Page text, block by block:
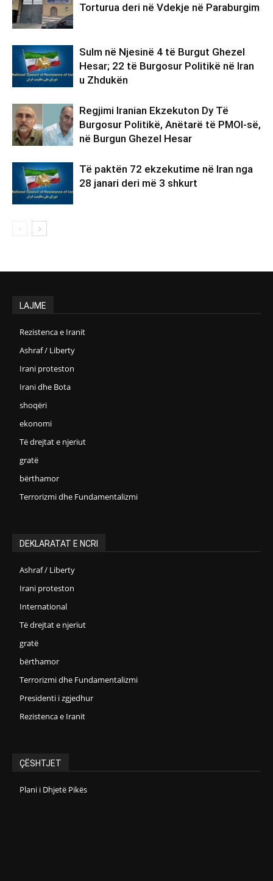
Torturua deri në Vdekje në Paraburgim
Sulm në Njesinë 4 të Burgut Ghezel
Hesar; 22 të Burgosur Politikë në Iran
u Zhdukën
Regjimi Iranian Ekzekuton Dy Të
Burgosur Politikë, Anëtarë të PMOI-së,
në Burgun Ghezel Hesar
Të paktën 72 ekzekutime në Iran nga
28 janari deri më 3 shkurt
LAJME
Rezistenca e Iranit
Ashraf / Liberty
Irani proteston
Irani dhe Bota
shoqëri
ekonomi
Të drejtat e njeriut
gratë
bërthamor
Terrorizmi dhe Fundamentalizmi
DEKLARATAT E NCRI
Ashraf / Liberty
Irani proteston
International
Të drejtat e njeriut
gratë
bërthamor
Terrorizmi dhe Fundamentalizmi
Presidenti i zgjedhur
Rezistenca e Iranit
ÇËSHTJET
Plani i Dhjetë Pikës